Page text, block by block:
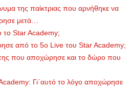
της παίκτριας που αρνήθηκε να
μετά…
Star Academy;
από το 5ο Live του Star Academy;
που αποχώρησε και το δώρο που
Γι΄αυτό το λόγο αποχώρησε